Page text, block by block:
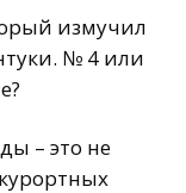
измучил
№ 4 или
– это не